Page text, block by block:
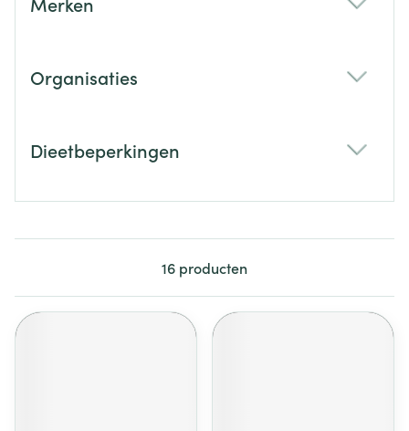
Organisaties
Dieetbeperkingen
16 producten